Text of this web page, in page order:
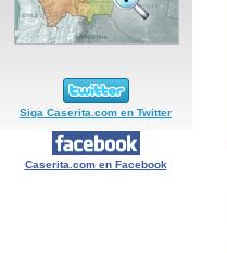
Siga Caserita.com en Twitter
Caserita.com en Facebook